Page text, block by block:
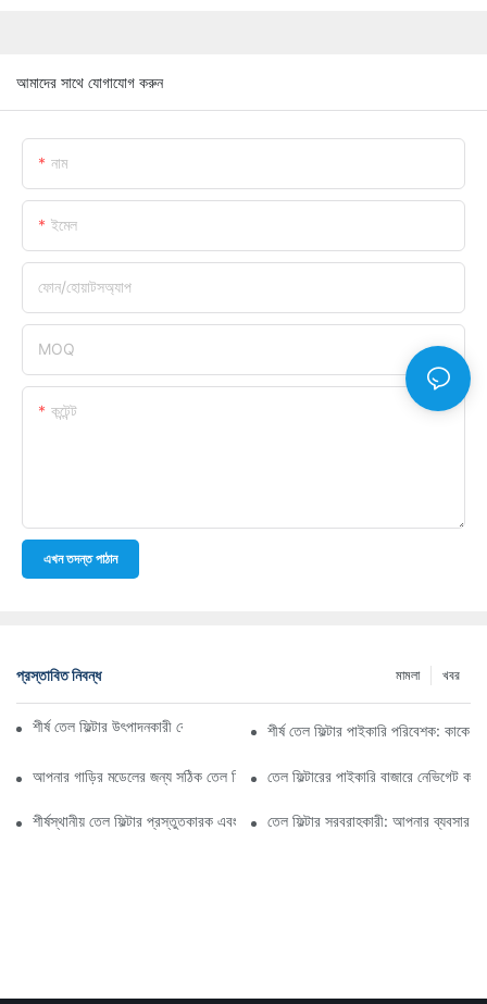
আমাদের সাথে যোগাযোগ করুন
নাম
ইমেল
ফোন/হোয়াটসঅ্যাপ
MOQ
কন্টেন্ট
এখন তদন্ত পাঠান
প্রস্তাবিত নিবন্ধ খবর
মামলা
শীর্ষ তেল ফিল্টার উৎপাদনকারী কোম্পানি: একটি বিস্তৃত সারসংক্ষেপশীর্ষ তেল ফিল্টার পাইকারি পরিবেশক: কাকে
আপনার গাড়ির মডেলের জন্য সঠিক তেল ফিল্টার নির্বাচন করা: মূল বিবেচ্য বিষয়গুলি
তেল ফিল্টারের পাইকারি বাজারে নেভিগেট
শীর্ষস্থানীয় তেল ফিল্টার প্রস্তুতকারক এবং তাদের উদ্ভাবনের উপর স্পটলাইট
তেল ফিল্টার সরবরাহকারী: আপনার ব্যবসার